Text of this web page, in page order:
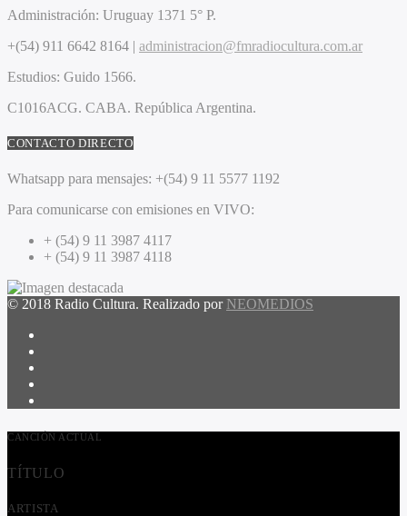
Administración: Uruguay 1371 5° P.
+(54) 911 6642 8164 | administracion@fmradiocultura.com.ar
Estudios: Guido 1566.
C1016ACG. CABA. República Argentina.
CONTACTO DIRECTO
Whatsapp para mensajes: +(54) 9 11 5577 1192
Para comunicarse con emisiones en VIVO:
+ (54) 9 11 3987 4117
+ (54) 9 11 3987 4118
© 2018 Radio Cultura. Realizado por NEOMEDIOS
CANCIÓN ACTUAL
TÍTULO
ARTISTA